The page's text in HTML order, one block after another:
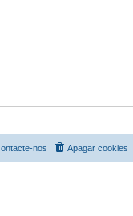
Apagar cookies
nos